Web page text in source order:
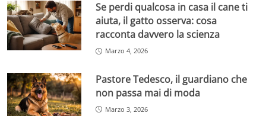
Se perdi qualcosa in casa il cane ti
aiuta, il gatto osserva: cosa
racconta davvero la scienza
Marzo 4, 2026
Pastore Tedesco, il guardiano che
non passa mai di moda
Marzo 3, 2026